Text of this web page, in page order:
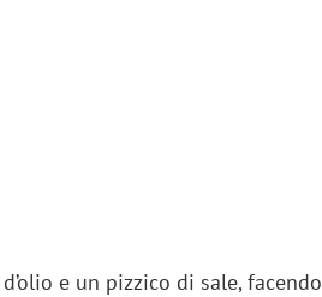
e un pizzico di sale, facendo